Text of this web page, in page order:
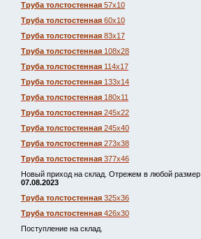
Труба толстостенная 57х10
Труба толстостенная 60х10
Труба толстостенная 83х17
Труба толстостенная 108х28
Труба толстостенная 114х17
Труба толстостенная 133х14
Труба толстостенная 180х11
Труба толстостенная 245х22
Труба толстостенная 245х40
Труба толстостенная 273х38
Труба толстостенная 377х46
Новый приход на склад. Отрежем в любой размер
07.08.2023
Труба толстостенная 325х36
Труба толстостенная 426х30
Поступление на склад.